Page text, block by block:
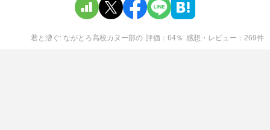
君と漕ぐ: ながとろ高校カヌー部の 評価 64％ 感想・レビュー 269件